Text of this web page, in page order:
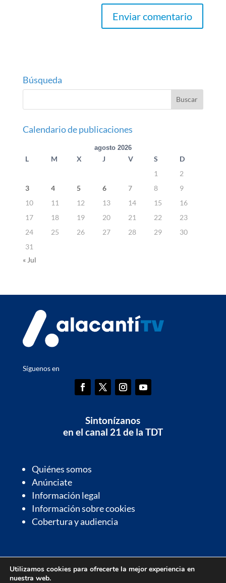
Búsqueda
Calendario de publicaciones
agosto 2026
L M X J V S
D
1
2
3
4 5 6 7 8
9
10
11 12 13 14 15
16
17
18 19 20 21 22
23
24
25 26 27 28 29
30
31
« Jul
Síguenos en
Sintonízanos
en el canal 21 de la TDT
Quiénes somos
Anúnciate
Información legal
Información sobre cookies
Cobertura y audiencia
Información de interés
Contactos de interés
Utilizamos cookies para ofrecerte la mejor experiencia en
nuestra web.